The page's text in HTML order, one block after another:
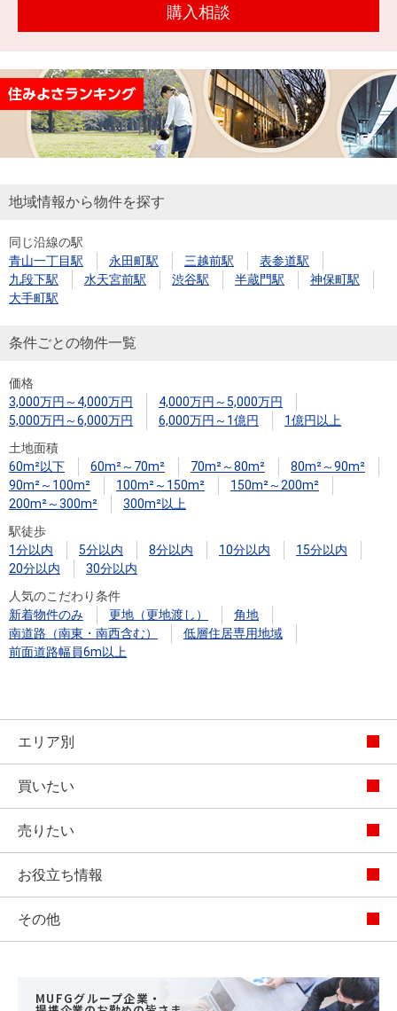
購入相談
地域情報から物件を探す
同じ沿線の駅
青山一丁目駅
永田町駅 三越前駅
表参道駅
九段下駅
水天宮前駅 渋谷駅 半蔵門駅
神保町駅
大手町駅
条件ごとの物件一覧
価格
3,000万円～4,000万円
4,000万円～5,000万円
5,000万円～6,000万円
6,000万円～1億円
1億円以上
土地面積
60m²以下
60m²～70m² 70m²～80m²
80m²～90m²
90m²～100m²
100m²～150m²
150m²～200m²
200m²～300m²
300m²以上
駅徒歩
1分以内
5分以内 8分以内 10分以内
15分以内
20分以内
30分以内
人気のこだわり条件
新着物件のみ
更地（更地渡し）
角地
南道路（南東・南西含む）
低層住居専用地域
前面道路幅員6m以上
エリア別
買いたい
売りたい
お役立ち情報
その他
MUFGグループ企業・